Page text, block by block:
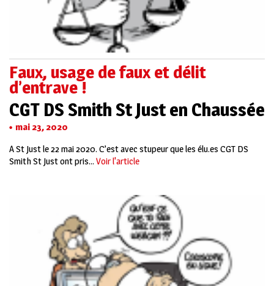
Faux, usage de faux et délit
d’entrave !
CGT DS Smith St Just en Chaussée
mai 23, 2020
A St Just le 22 mai 2020. C’est avec stupeur que les élu.es CGT DS
Smith St Just ont pris... Voir l'article